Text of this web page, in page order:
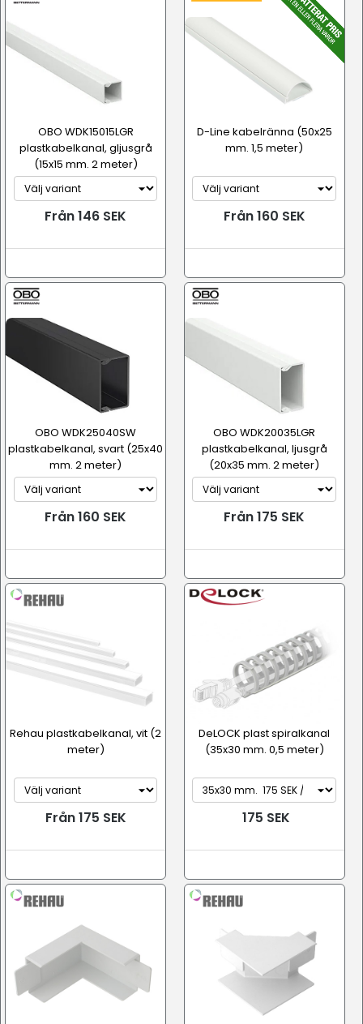
OBO WDK15015LGR
plastkabelkanal, gljusgrå
(15x15 mm. 2 meter)
Från 146 SEK
D-Line kabelränna (50x25
mm. 1,5 meter)
Från 160 SEK
OBO WDK25040SW
plastkabelkanal, svart (25x40
mm. 2 meter)
Från 160 SEK
OBO WDK20035LGR
plastkabelkanal, ljusgrå
(20x35 mm. 2 meter)
Från 175 SEK
Rehau plastkabelkanal, vit (2
meter)
Från 175 SEK
DeLOCK plast spiralkanal
(35x30 mm. 0,5 meter)
175 SEK